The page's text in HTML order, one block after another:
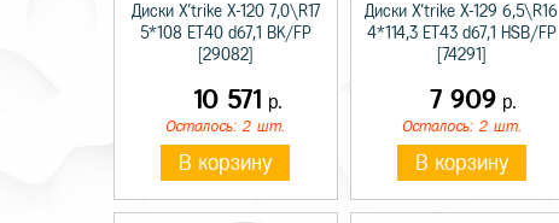
Диски X'trike X-120 7,0\R17
5*108 ET40 d67,1 BK/FP
[29082]
10 571 р.
Осталось: 2 шт.
В корзину
Диски X'trike X-129 6,5\R16
4*114,3 ET43 d67,1 HSB/FP
[74291]
7 909 р.
Осталось: 2 шт.
В корзину